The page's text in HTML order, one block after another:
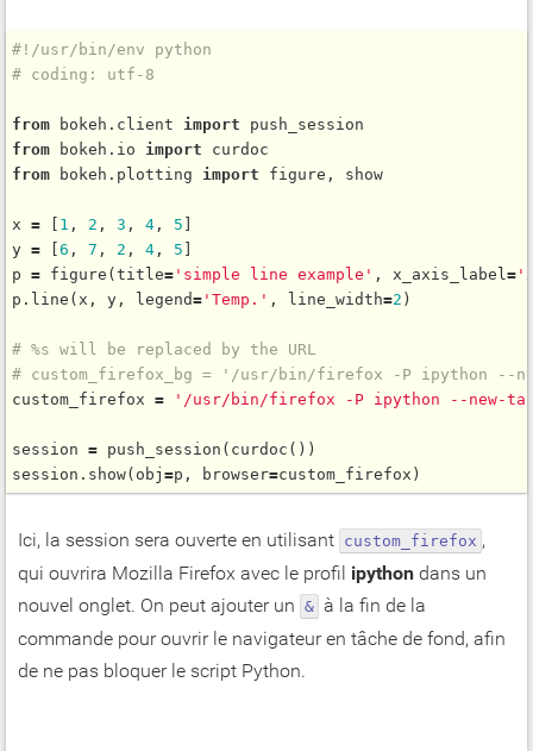
#!/usr/bin/env python
# coding: utf-8
from bokeh.client import
from bokeh.io import
from bokeh.plotting import figure, show
x = 1 , 2 , 3 , 4 , 5
y = 6 , 7 , 2 , 4 , 5
p = figure (title= 'simple line example' , x_axis_label=
p. line (x, y, legend= 'Temp.' , line_width=2 )
# %s will be replaced by the URL
# custom_firefox_bg = '/usr/bin/firefox -P ipython --
custom_firefox = '/usr/bin/firefox -P ipython --new-
session = push_session ( curdoc ())
session. show(obj =p, browser=
Ici, la session sera ouverte en utilisant custom_firefox ,
qui ouvrira Mozilla Firefox avec le profil ipython dans un
nouvel onglet. On peut ajouter un & à la fin de la
commande pour ouvrir le navigateur en tâche de fond, afin
de ne pas bloquer le script Python.